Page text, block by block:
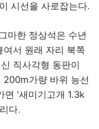
시선을 사로잡는다.
마한 정상석은 수년
서 원래 자리 북쪽
직사각형 동판이
200m가량 바위 능선
면 '새미기고개 1.3k
다.